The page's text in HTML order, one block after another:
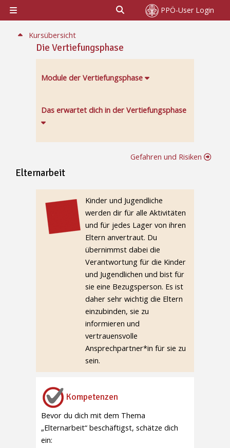
Zum Hauptinhalt
Website-Übersicht
Sucheingabe umschalten
PPÖ-User Login
Abschnitt: Elternarbeit | Jugendleitung -
Kursübersicht
Die Vertiefungsphase
Module der Vertiefungsphase
Das erwartet dich in der Vertiefungsphase
Gefahren und Risiken
Elternarbeit
Kinder und Jugendliche
werden dir für alle Aktivitäten
und für jedes Lager von ihren
Eltern anvertraut. Du
übernimmst dabei die
Verantwortung für die Kinder
und Jugendlichen und bist für
sie eine Bezugsperson. Es ist
daher sehr wichtig die Eltern
einzubinden, sie zu
informieren und
vertrauensvolle
Ansprechpartner*in für sie zu
sein.
Kompetenzen
Bevor du dich mit dem Thema
„Elternarbeit“ beschäftigst, schätze dich
ein: